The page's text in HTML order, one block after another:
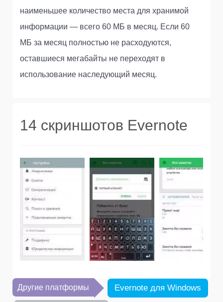
наименьшее количество места для хранимой
информации — всего 60 МБ в месяц. Если 60
МБ за месяц полностью не расходуются,
оставшиеся мегабайты не переходят в
использование наследующий месяц.
14 скриншотов Evernote
Другие платформы Evernote для Windows